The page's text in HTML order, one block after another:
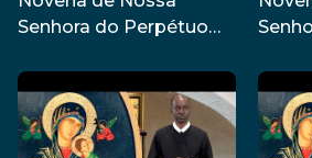
Senhora do Perpétuo